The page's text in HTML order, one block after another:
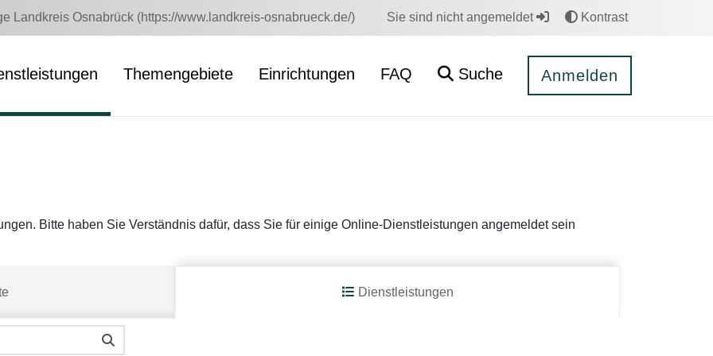
Landkreis Osnabrück (https://www.landkreis-osnabrueck.de/) Sie sind nicht angemeldet Kontrast
Themengebiete Einrichtungen FAQ Suche Anmelden
Bitte haben Sie Verständnis dafür, dass Sie für einige Online-Dienstleistungen angemeldet sein
Dienstleistungen